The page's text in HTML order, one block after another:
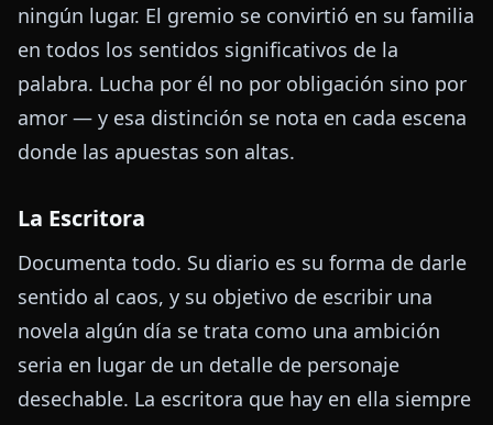
ningún lugar. El gremio se convirtió en su familia
en todos los sentidos significativos de la
palabra. Lucha por él no por obligación sino por
amor — y esa distinción se nota en cada escena
donde las apuestas son altas.
La Escritora
Documenta todo. Su diario es su forma de darle
sentido al caos, y su objetivo de escribir una
novela algún día se trata como una ambición
seria en lugar de un detalle de personaje
desechable. La escritora que hay en ella siempre